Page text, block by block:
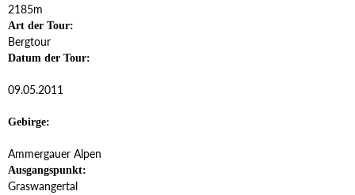
2185m
Art der Tour:
Bergtour
Datum der Tour:
09.05.2011
Gebirge:
Ammergauer Alpen
Ausgangspunkt:
Graswangertal